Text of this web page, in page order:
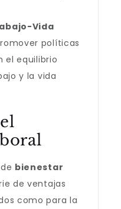
Vida
políticas
el equilibrio
y la vida
bienestar
de ventajas
como para la